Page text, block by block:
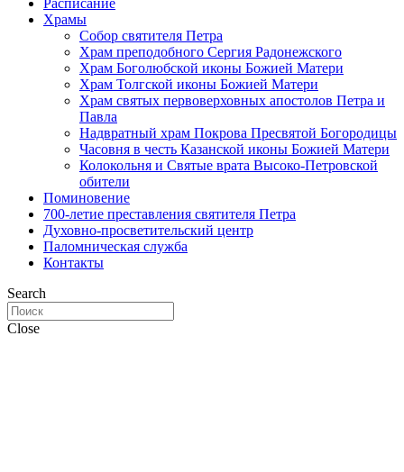
Расписание
Храмы
Собор святителя Петра
Храм преподобного Сергия Радонежского
Храм Боголюбской иконы Божией Матери
Храм Толгской иконы Божией Матери
Храм святых первоверховных апостолов Петра и
Павла
Надвратный храм Покрова Пресвятой Богородицы
Часовня в честь Казанской иконы Божией Матери
Колокольня и Святые врата Высоко-Петровской
обители
Поминовение
700-летие преставления святителя Петра
Духовно-просветительский центр
Паломническая служба
Контакты
Search
Close